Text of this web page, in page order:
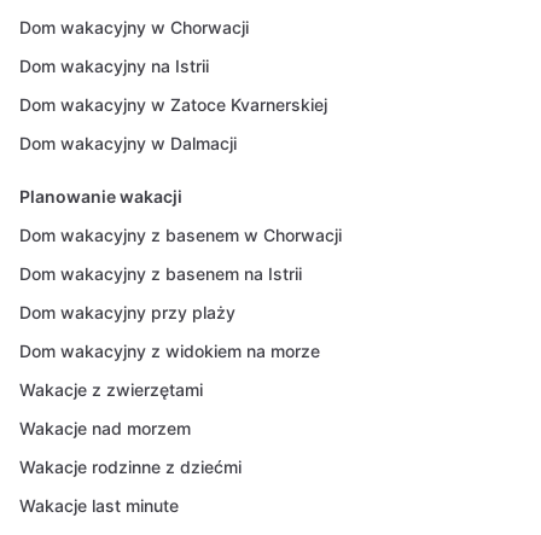
Dom wakacyjny w Chorwacji
Dom wakacyjny na Istrii
Dom wakacyjny w Zatoce Kvarnerskiej
Dom wakacyjny w Dalmacji
Planowanie wakacji
Dom wakacyjny z basenem w Chorwacji
Dom wakacyjny z basenem na Istrii
Dom wakacyjny przy plaży
Dom wakacyjny z widokiem na morze
Wakacje z zwierzętami
Wakacje nad morzem
Wakacje rodzinne z dziećmi
Wakacje last minute